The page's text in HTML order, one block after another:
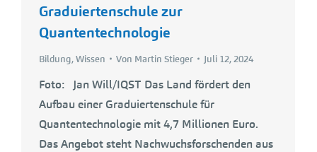
Graduiertenschule zur
Quantentechnologie
Bildung,Wissen Von Martin Stieger Juli 12, 2024
Foto: Jan Will/IQST Das Land fördert den
Aufbau einer Graduiertenschule für
Quantentechnologie mit 4,7 Millionen Euro.
Das Angebot steht Nachwuchsforschenden aus